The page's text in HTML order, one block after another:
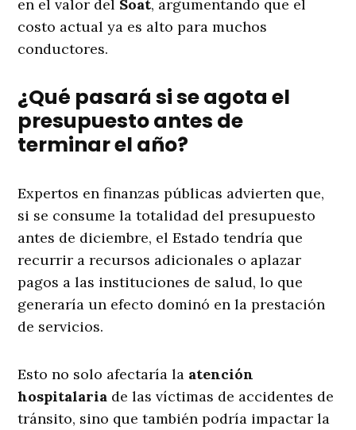
en el valor del Soat, argumentando que el
costo actual ya es alto para muchos
conductores.
¿Qué pasará si se agota el
presupuesto antes de
terminar el año?
Expertos en finanzas públicas advierten que,
si se consume la totalidad del presupuesto
antes de diciembre, el Estado tendría que
recurrir a recursos adicionales o aplazar
pagos a las instituciones de salud, lo que
generaría un efecto dominó en la prestación
de servicios.
Esto no solo afectaría la atención
hospitalaria de las víctimas de accidentes de
tránsito, sino que también podría impactar la